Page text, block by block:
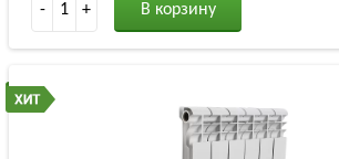
- 1 + В корзину